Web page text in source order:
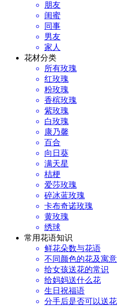
朋友
闺蜜
同事
男友
家人
花材分类
所有玫瑰
红玫瑰
粉玫瑰
香槟玫瑰
紫玫瑰
白玫瑰
康乃馨
百合
向日葵
满天星
桔梗
爱莎玫瑰
碎冰蓝玫瑰
卡布奇诺玫瑰
黄玫瑰
绣球
常用花语知识
鲜花朵数与花语
不同颜色的花及寓意
给女孩送花的常识
给妈妈送什么花
生日祝福语
分手后是否可以送花